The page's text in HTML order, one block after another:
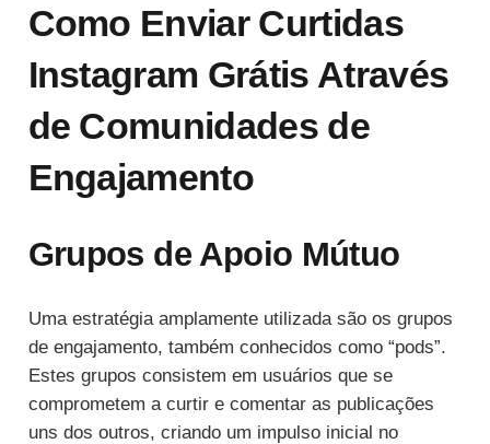
Como Enviar Curtidas
Instagram Grátis Através
de Comunidades de
Engajamento
Grupos de Apoio Mútuo
Uma estratégia amplamente utilizada são os grupos
de engajamento, também conhecidos como “pods”.
Estes grupos consistem em usuários que se
comprometem a curtir e comentar as publicações
uns dos outros, criando um impulso inicial no